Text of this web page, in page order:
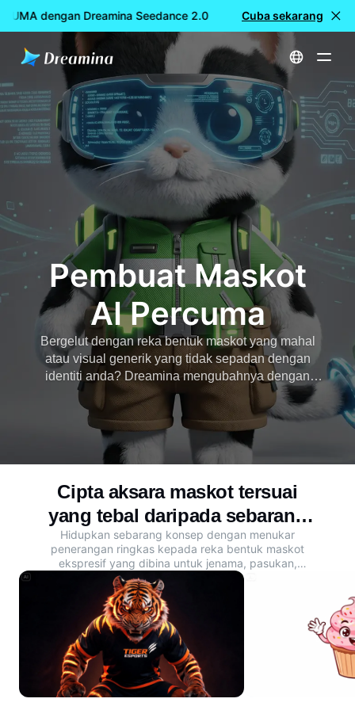
dengan Dreamina Seedance 2.0 Penciptaan video
Cuba sekarang
Utama Cipta Pembuat Maskot AI Percuma
Pembuat Maskot
AI Percuma
Bergelut dengan reka bentuk maskot yang mahal
atau visual generik yang tidak sepadan dengan
identiti anda? Dreamina mengubahnya dengan
pembuat maskot AI percuma yang mencipta maskot
unik serta-merta daripada teks untuk jenama,
sekolah dan pencipta. Mula mereka bentuk
sekarang.
Cipta aksara maskot tersuai
yang tebal daripada sebarang
idea
Hidupkan sebarang konsep dengan menukar
penerangan ringkas kepada reka bentuk maskot
ekspresif yang dibina untuk jenama, pasukan,
sekolah dan pencipta.